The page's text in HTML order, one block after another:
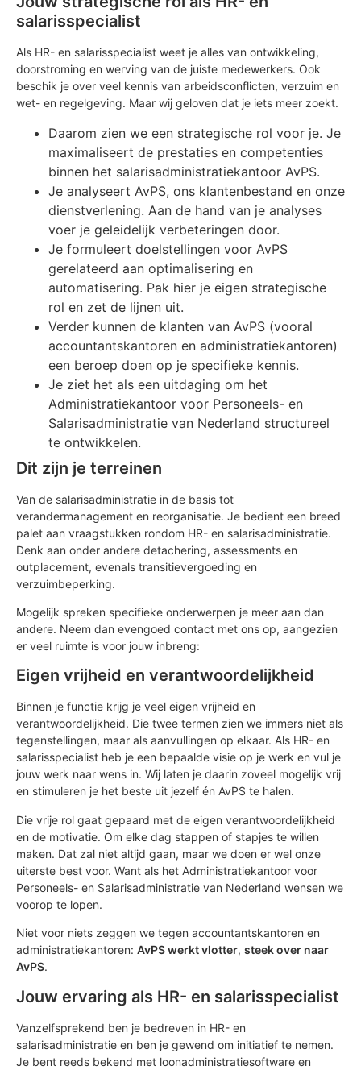
salarisspecialist
Als HR- en salarisspecialist weet je alles van ontwikkeling,
doorstroming en werving van de juiste medewerkers. Ook
beschik je over veel kennis van arbeidsconflicten, verzuim en
wet- en regelgeving. Maar wij geloven dat je iets meer zoekt.
Daarom zien we een strategische rol voor je. Je
maximaliseert de prestaties en competenties
binnen het salarisadministratiekantoor AvPS.
Je analyseert AvPS, ons klantenbestand en onze
dienstverlening. Aan de hand van je analyses
voer je geleidelijk verbeteringen door.
Je formuleert doelstellingen voor AvPS
gerelateerd aan optimalisering en
automatisering. Pak hier je eigen strategische
rol en zet de lijnen uit.
Verder kunnen de klanten van AvPS (vooral
accountantskantoren en administratiekantoren)
een beroep doen op je specifieke kennis.
Je ziet het als een uitdaging om het
Administratiekantoor voor Personeels- en
Salarisadministratie van Nederland structureel
te ontwikkelen.
Dit zijn je terreinen
Van de salarisadministratie in de basis tot
verandermanagement en reorganisatie. Je bedient een breed
palet aan vraagstukken rondom HR- en salarisadministratie.
Denk aan onder andere detachering, assessments en
outplacement, evenals transitievergoeding en
verzuimbeperking.
Mogelijk spreken specifieke onderwerpen je meer aan dan
andere. Neem dan evengoed contact met ons op, aangezien
er veel ruimte is voor jouw inbreng:
Eigen vrijheid en verantwoordelijkheid
Binnen je functie krijg je veel eigen vrijheid en
verantwoordelijkheid. Die twee termen zien we immers niet als
tegenstellingen, maar als aanvullingen op elkaar. Als HR- en
salarisspecialist heb je een bepaalde visie op je werk en vul je
jouw werk naar wens in. Wij laten je daarin zoveel mogelijk vrij
en stimuleren je het beste uit jezelf én AvPS te halen.
Die vrije rol gaat gepaard met de eigen verantwoordelijkheid
en de motivatie. Om elke dag stappen of stapjes te willen
maken. Dat zal niet altijd gaan, maar we doen er wel onze
uiterste best voor. Want als het Administratiekantoor voor
Personeels- en Salarisadministratie van Nederland wensen we
voorop te lopen.
Niet voor niets zeggen we tegen accountantskantoren en
administratiekantoren: AvPS werkt vlotter, steek over naar
AvPS.
Jouw ervaring als HR- en salarisspecialist
Vanzelfsprekend ben je bedreven in HR- en
salarisadministratie en ben je gewend om initiatief te nemen.
Je bent reeds bekend met loonadministratiesoftware en